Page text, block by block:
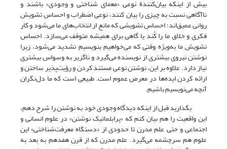
بیش از اینکه بیان‌کنندة نوعی «معمای شناختی و وجودی» باشند و
ناآگاهی نسبت به چیزی را بیان کنند، نوعی اضطراب و احساس تشویش
روانی عمیق‌اند؛ احساسِ تشویشی که مانع از انتخاب‌های ما می‌شود و کار
فکری و خلاق ما را کُند یا گاهی برای همیشه متوقف می‌سازد. احساس
تشویش ما به‌ویژه وقتی که می‌خواهیم بنویسیم تشدید می‌شود، زیرا
نوشتن نیروی بیشتری از نویسنده می‌گیرد و ناگزیر به وسواس بیشتری
نیاز دارد. علاوه بر این، نوشتن نوعی مستند کردن و رؤیت‌پذیر ساختن و
ارائه کردن ایده‌ها در معرض عموم است. طبیعی است که ما دل‌نگران
آنچه می‌نویسیم باشیم.
بگذارید قبل از اینکه دیدگاه وجودی خود به نوشتن را شرح دهم،
این واقعیت را هم بیان کنم که «پرابلماتیک نوشتن» در علوم انسانی و
اجتماعی و حتی علم مدرن تا حدودی از «دستگاه معرفت‌شناختی» این
علوم هم سرچشمه می‌گیرد. علم مدرن که از قرن هفدهم به بعد به